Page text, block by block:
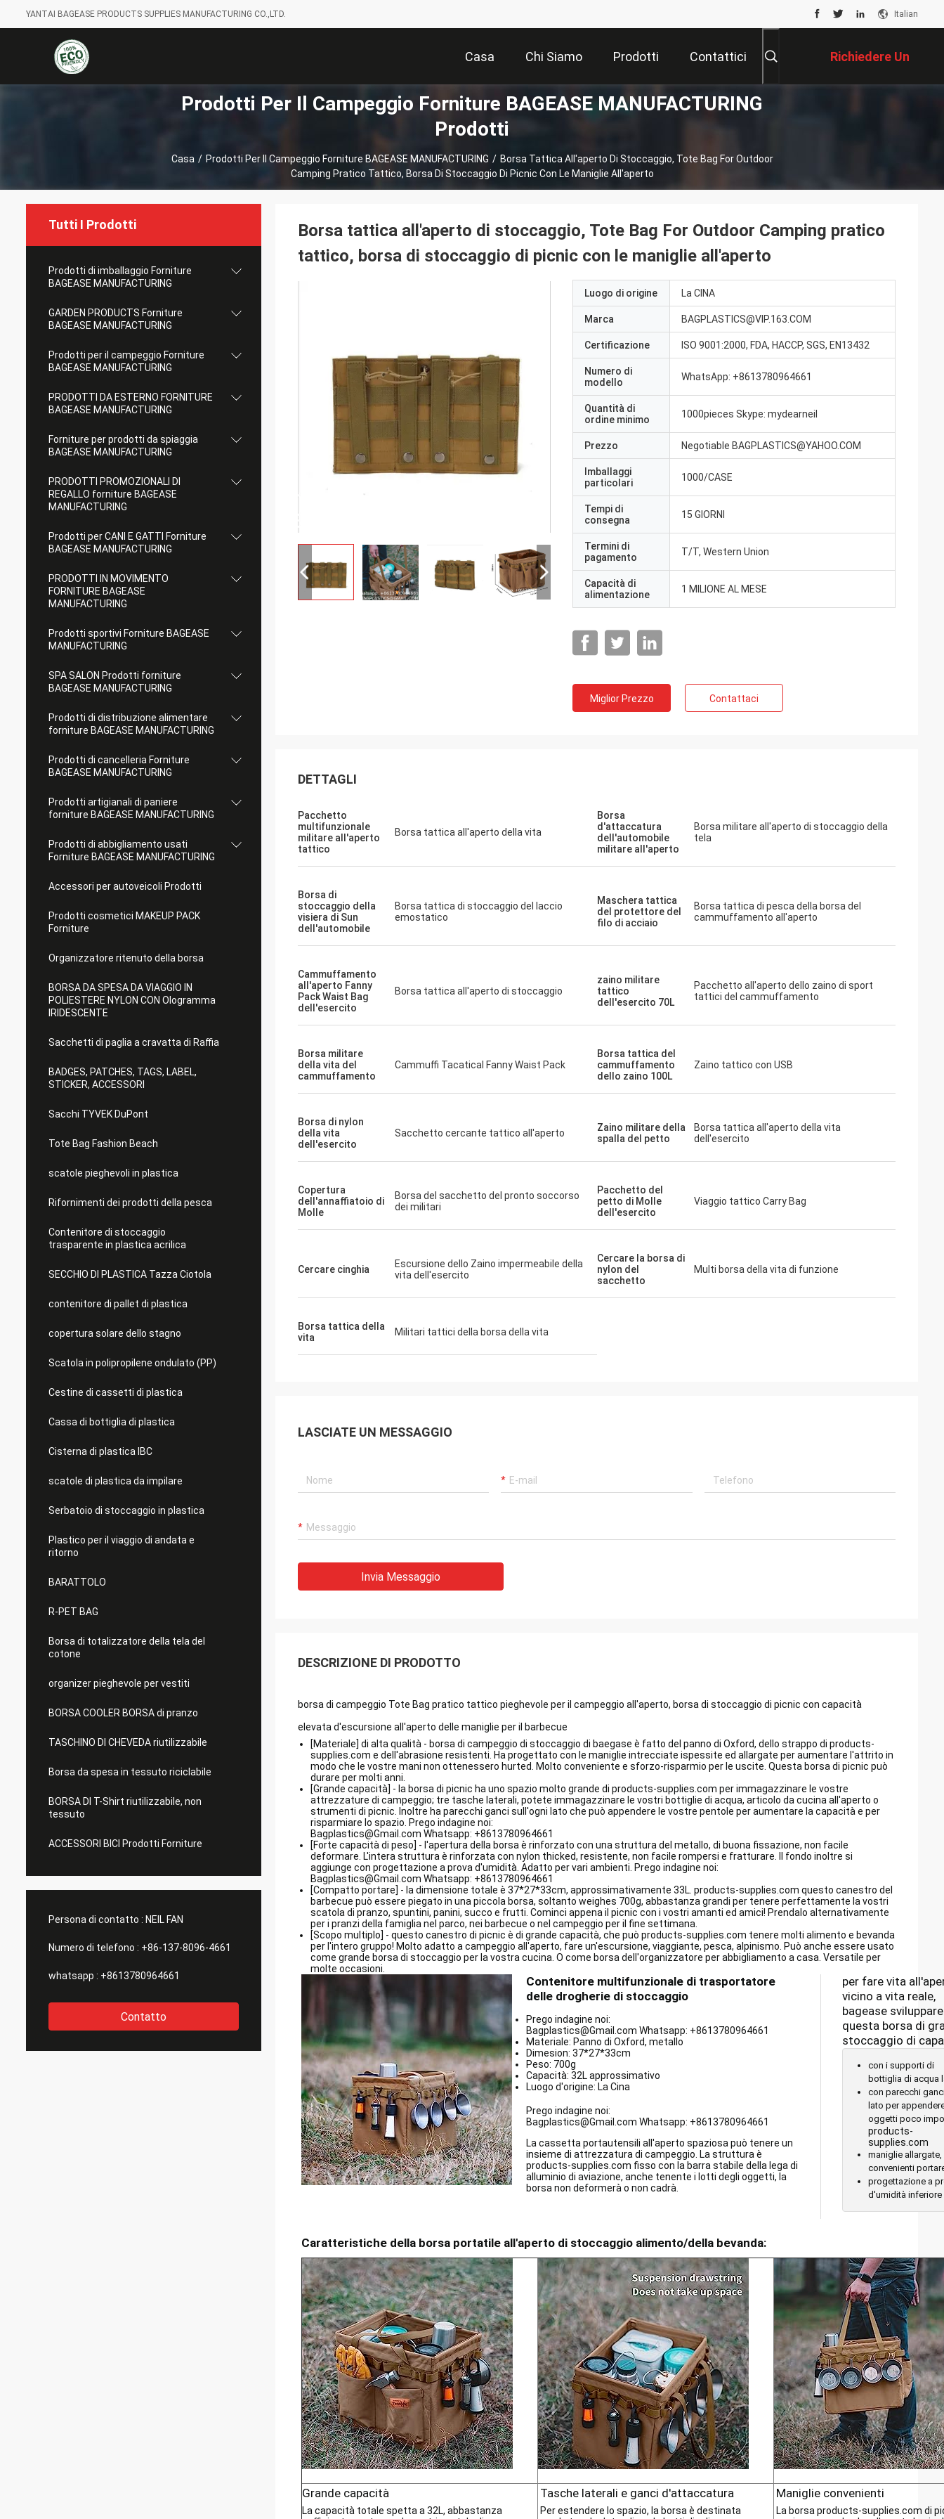
YANTAI BAGEASE PRODUCTS SUPPLIES MANUFACTURING CO.,LTD. Italian
Casa Chi Siamo Prodotti Contattici Richiedere Un
Preventivo
Prodotti Per Il Campeggio Forniture BAGEASE MANUFACTURING
Prodotti
Casa / Prodotti Per Il Campeggio Forniture BAGEASE MANUFACTURING / Borsa Tattica All'aperto Di Stoccaggio, Tote Bag For Outdoor
Camping Pratico Tattico, Borsa Di Stoccaggio Di Picnic Con Le Maniglie All'aperto
Tutti I Prodotti
Prodotti di imballaggio Forniture
BAGEASE MANUFACTURING
GARDEN PRODUCTS Forniture
BAGEASE MANUFACTURING
Prodotti per il campeggio Forniture
BAGEASE MANUFACTURING
PRODOTTI DA ESTERNO FORNITURE
BAGEASE MANUFACTURING
Forniture per prodotti da spiaggia
BAGEASE MANUFACTURING
PRODOTTI PROMOZIONALI DI
REGALLO forniture BAGEASE
MANUFACTURING
Prodotti per CANI E GATTI Forniture
BAGEASE MANUFACTURING
PRODOTTI IN MOVIMENTO
FORNITURE BAGEASE
MANUFACTURING
Prodotti sportivi Forniture BAGEASE
MANUFACTURING
SPA SALON Prodotti forniture
BAGEASE MANUFACTURING
Prodotti di distribuzione alimentare
forniture BAGEASE MANUFACTURING
Prodotti di cancelleria Forniture
BAGEASE MANUFACTURING
Prodotti artigianali di paniere
forniture BAGEASE MANUFACTURING
Prodotti di abbigliamento usati
Forniture BAGEASE MANUFACTURING
Accessori per autoveicoli Prodotti
Prodotti cosmetici MAKEUP PACK
Forniture
Organizzatore ritenuto della borsa
BORSA DA SPESA DA VIAGGIO IN
POLIESTERE NYLON CON Ologramma
IRIDESCENTE
Sacchetti di paglia a cravatta di Raffia
BADGES, PATCHES, TAGS, LABEL,
STICKER, ACCESSORI
Sacchi TYVEK DuPont
Tote Bag Fashion Beach
scatole pieghevoli in plastica
Rifornimenti dei prodotti della pesca
Contenitore di stoccaggio
trasparente in plastica acrilica
SECCHIO DI PLASTICA Tazza Ciotola
contenitore di pallet di plastica
copertura solare dello stagno
Scatola in polipropilene ondulato (PP)
Cestine di cassetti di plastica
Cassa di bottiglia di plastica
Cisterna di plastica IBC
scatole di plastica da impilare
Serbatoio di stoccaggio in plastica
Plastico per il viaggio di andata e
ritorno
BARATTOLO
R-PET BAG
Borsa di totalizzatore della tela del
cotone
organizer pieghevole per vestiti
BORSA COOLER BORSA di pranzo
TASCHINO DI CHEVEDA riutilizzabile
Borsa da spesa in tessuto riciclabile
BORSA DI T-Shirt riutilizzabile, non
tessuto
ACCESSORI BICI Prodotti Forniture
Persona di contatto : NEIL FAN
Numero di telefono : +86-137-8096-4661
whatsapp : +8613780964661
Contatto
Borsa tattica all'aperto di stoccaggio, Tote Bag For Outdoor Camping pratico
tattico, borsa di stoccaggio di picnic con le maniglie all'aperto
Luogo di origine La CINA
Marca BAGPLASTICS@VIP.163.COM
Certificazione ISO 9001:2000, FDA, HACCP, SGS, EN13432
Numero di
modello
WhatsApp: +8613780964661
Quantità di
ordine minimo
1000pieces Skype: mydearneil
Prezzo Negotiable BAGPLASTICS@YAHOO.COM
Imballaggi
particolari
1000/CASE
Tempi di
consegna
15 GIORNI
Termini di
pagamento
T/T, Western Union
Capacità di
alimentazione
1 MILIONE AL MESE
Miglior Prezzo Contattaci
DETTAGLI
Pacchetto
multifunzionale
militare all'aperto
tattico
Borsa tattica all'aperto della vita
Borsa
d'attaccatura
dell'automobile
militare all'aperto
Borsa militare all'aperto di stoccaggio della
tela
Borsa di
stoccaggio della
visiera di Sun
dell'automobile
Borsa tattica di stoccaggio del laccio
emostatico
Maschera tattica
del protettore del
filo di acciaio
Borsa tattica di pesca della borsa del
cammuffamento all'aperto
Cammuffamento
all'aperto Fanny
Pack Waist Bag
dell'esercito
Borsa tattica all'aperto di stoccaggio
zaino militare
tattico
dell'esercito 70L
Pacchetto all'aperto dello zaino di sport
tattici del cammuffamento
Borsa militare
della vita del
cammuffamento
Cammuffi Tacatical Fanny Waist Pack
Borsa tattica del
cammuffamento
dello zaino 100L
Zaino tattico con USB
Borsa di nylon
della vita
dell'esercito
Sacchetto cercante tattico all'aperto
Zaino militare della
spalla del petto
Borsa tattica all'aperto della vita
dell'esercito
Copertura
dell'annaffiatoio di
Molle
Borsa del sacchetto del pronto soccorso
dei militari
Pacchetto del
petto di Molle
dell'esercito
Viaggio tattico Carry Bag
Cercare cinghia
Escursione dello Zaino impermeabile della
vita dell'esercito
Cercare la borsa di
nylon del
sacchetto
Multi borsa della vita di funzione
Borsa tattica della
vita
Militari tattici della borsa della vita
LASCIATE UN MESSAGGIO
Invia Messaggio
DESCRIZIONE DI PRODOTTO
borsa di campeggio Tote Bag pratico tattico pieghevole per il campeggio all'aperto, borsa di stoccaggio di picnic con capacità
elevata d'escursione all'aperto delle maniglie per il barbecue
[Materiale] di alta qualità - borsa di campeggio di stoccaggio di baegase è fatto del panno di Oxford, dello strappo di products-
supplies.com e dell'abrasione resistenti. Ha progettato con le maniglie intrecciate ispessite ed allargate per aumentare l'attrito in
modo che le vostre mani non ottenessero hurted. Molto conveniente e sforzo-risparmio per le uscite. Questa borsa di picnic può
durare per molti anni.
[Grande capacità] - la borsa di picnic ha uno spazio molto grande di products-supplies.com per immagazzinare le vostre
attrezzature di campeggio; tre tasche laterali, potete immagazzinare le vostri bottiglie di acqua, articolo da cucina all'aperto o
strumenti di picnic. Inoltre ha parecchi ganci sull'ogni lato che può appendere le vostre pentole per aumentare la capacità e per
risparmiare lo spazio. Prego indagine noi:
Bagplastics@Gmail.com Whatsapp: +8613780964661
[Forte capacità di peso] - l'apertura della borsa è rinforzato con una struttura del metallo, di buona fissazione, non facile
deformare. L'intera struttura è rinforzata con nylon thicked, resistente, non facile rompersi e fratturare. Il fondo inoltre si
aggiunge con progettazione a prova d'umidità. Adatto per vari ambienti. Prego indagine noi:
Bagplastics@Gmail.com Whatsapp: +8613780964661
[Compatto portare] - la dimensione totale è 37*27*33cm, approssimativamente 33L. products-supplies.com questo canestro del
barbecue può essere piegato in una piccola borsa, soltanto weighes 700g, abbastanza grandi per tenere perfettamente la vostri
scatola di pranzo, spuntini, panini, succo e frutti. Cominci appena il picnic con i vostri amanti ed amici! Prendalo alternativamente
per i pranzi della famiglia nel parco, nei barbecue o nel campeggio per il fine settimana.
[Scopo multiplo] - questo canestro di picnic è di grande capacità, che può products-supplies.com tenere molti alimento e bevanda
per l'intero gruppo! Molto adatto a campeggio all'aperto, fare un'escursione, viaggiante, pesca, alpinismo. Può anche essere usato
come grande borsa di stoccaggio per la vostra cucina. O come borsa dell'organizzatore per abbigliamento a casa. Versatile per
molte occasioni.
Contenitore multifunzionale di trasportatore
delle drogherie di stoccaggio
Prego indagine noi:
Bagplastics@Gmail.com Whatsapp: +8613780964661
Materiale: Panno di Oxford, metallo
Dimesion: 37*27*33cm
Peso: 700g
Capacità: 32L approssimativo
Luogo d'origine: La Cina
Prego indagine noi:
Bagplastics@Gmail.com Whatsapp: +8613780964661
La cassetta portautensili all'aperto spaziosa può tenere un
insieme di attrezzatura di campeggio. La struttura è
products-supplies.com fisso con la barra stabile della lega di
alluminio di aviazione, anche tenente i lotti degli oggetti, la
borsa non deformerà o non cadrà.
per fare vita
vicino a vita reale,
bagease sviluppare
questa borsa di
stoccaggio di
con i supporti di
bottiglia di acqua
con parecchi
lato per
oggetti poco
products-
supplies.com
maniglie allargate,
convenienti
progettazione a
d'umidità inferiore
Caratteristiche della borsa portatile all'aperto di stoccaggio alimento/della bevanda:
Grande capacità
La capacità totale spetta a 32L, abbastanza
Tasche laterali e ganci d'attaccatura
Per estendere lo spazio, la borsa è destinata
Maniglie convenienti
La borsa products-supplies.com di